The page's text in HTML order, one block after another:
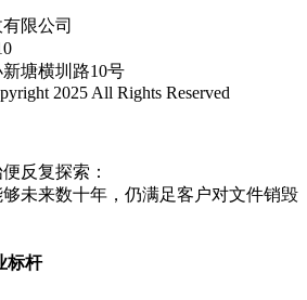
限公司
塘横圳路10号
2025 All Rights Reserved
反复探索：
未来数十年，仍满足客户对文件销毁
标杆